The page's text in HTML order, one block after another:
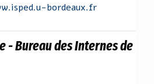
bordeaux.fr
- Bureau des Internes de